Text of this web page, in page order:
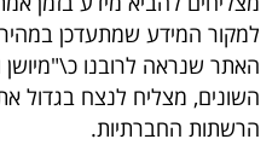
למקור המידע שמתעדכן
השונים, מצליח לנצח בגדול
הרשתות החברתיות.